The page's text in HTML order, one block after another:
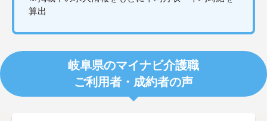
算出
岐阜県のマイナビ介護職
ご利用者・成約者の声